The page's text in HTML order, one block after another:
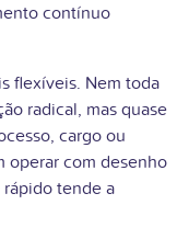
contínuo
flexíveis. Nem toda
radical, mas quase
cargo ou
operar com desenho
tende a